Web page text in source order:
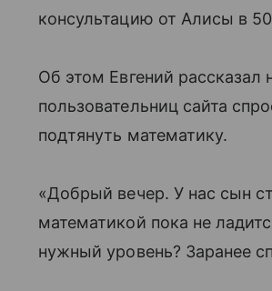
консультацию от Алисы в
Об этом Евгений рассказал
пользовательниц сайта
подтянуть математику.
«Добрый вечер. У нас сын
математикой пока не
нужный уровень? Заранее